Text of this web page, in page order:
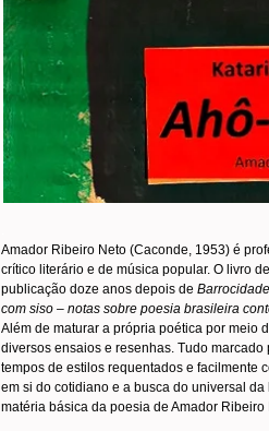
Amador Ribeiro Neto (Caconde, 1953) é
crítico literário e de música popular. O livro
publicação doze anos depois de Barrocidade
com siso – notas sobre poesia brasileira
Além de maturar a própria poética por meio
diversos ensaios e resenhas. Tudo
tempos de estilos requentados e facilmente
em si do cotidiano e a busca do universal
matéria básica da poesia de Amador Ribeiro